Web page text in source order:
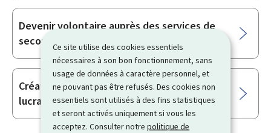
Ce site utilise des cookies essentiels
nécessaires à son bon fonctionnement, sans
usage de données à caractère personnel, et
ne pouvant pas être refusés. Des cookies non
essentiels sont utilisés à des fins statistiques
et seront activés uniquement si vous les
acceptez. Consulter notrepolitique de
Devenir volontaire auprès des services de
secours
Création d’une association sans but
lucratif (ASBL)